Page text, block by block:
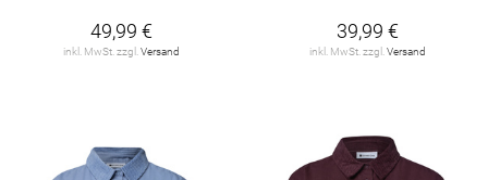
49,99 €
inkl. MwSt. zzgl. Versand
39,99 €
inkl. MwSt. zzgl. Versand